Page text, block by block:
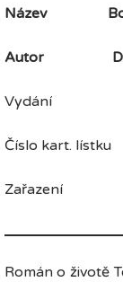
Název
Autor
Vydání
Číslo kart.
Zařazení
Román o životě